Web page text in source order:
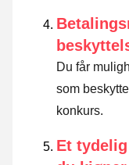
Du får
som
konkurs.
Et